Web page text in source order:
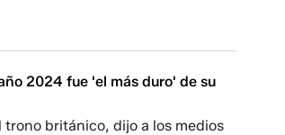
2024 fue 'el más duro' de su
británico, dijo a los medios